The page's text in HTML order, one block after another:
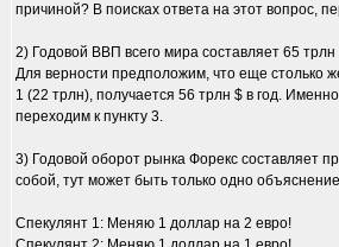
причиной? В поисках ответа на этот вопрос,
2) Годовой ВВП всего мира составляет 65
Для верности предположим, что еще столько
1 (22 трлн), получается 56 трлн $ в год.
переходим к пункту 3.
3) Годовой оборот рынка Форекс составляет
собой, тут может быть только одно
Спекулянт 1: Меняю 1 доллар на 2 евро!